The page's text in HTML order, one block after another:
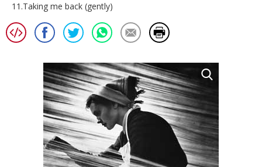
11.Taking me back (gently)